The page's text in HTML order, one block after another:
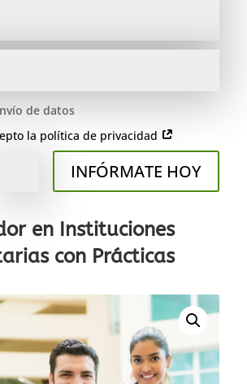
de datos
la política de privacidad
INFÓRMATE HOY
en Instituciones
con Prácticas